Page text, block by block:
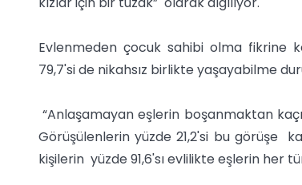
Evlenmeden çocuk sahibi olma fikrine
79,7'si de nikahsız birlikte yaşayabilme
“Anlaşamayan eşlerin boşanmaktan
Görüşülenlerin yüzde 21,2'si bu görüşe
kişilerin yüzde 91,6'sı evlilikte eşlerin her